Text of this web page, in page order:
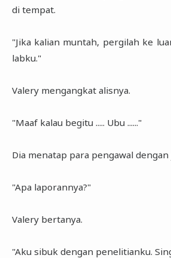
di tempat.
"Jika kalian muntah, pergilah ke
labku."
Valery mengangkat alisnya.
"Maaf kalau begitu ..... Ubu ......"
Dia menatap para pengawal dengan
"Apa laporannya?"
Valery bertanya.
"Aku sibuk dengan penelitianku.